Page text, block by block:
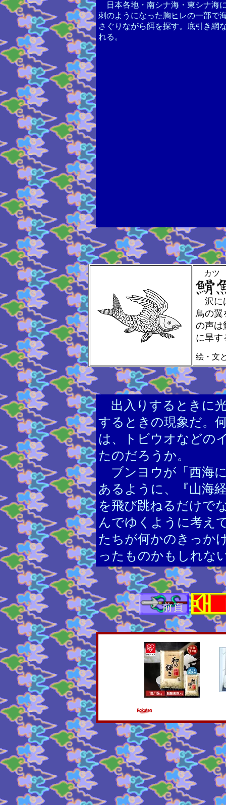
日本各地・南シナ海・東シナ海
刺のようになった胸ヒレの一部で
さぐりながら餌を探す。底引き網
れる。
カツ
沢に
鳥の翼
の声は
に旱す
絵・文
出入りするときに
するときの現象だ。
は、トビウオなどの
たのだろうか。
ブンヨウが「 西海
あるように、『山海
を飛び跳ねるだけで
んでゆくように考え
たちが何かのきっか
ったものかもしれな